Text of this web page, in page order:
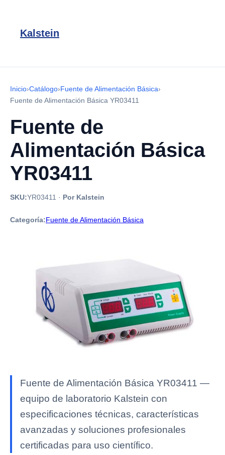
Kalstein
Inicio›Catálogo›Fuente de Alimentación Básica›
Fuente de Alimentación Básica YR03411
Fuente de
Alimentación Básica
YR03411
SKU:YR03411 · Por Kalstein
Categoría:Fuente de Alimentación Básica
Fuente de Alimentación Básica YR03411 —
equipo de laboratorio Kalstein con
especificaciones técnicas, características
avanzadas y soluciones profesionales
certificadas para uso científico.